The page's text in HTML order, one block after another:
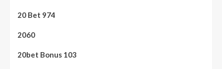
20 Bet 974
2060
20bet Bonus 103